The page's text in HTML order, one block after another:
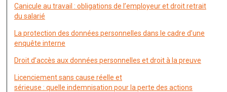
Canicule au travail : obligations de l’employeur et droit retrait
du salarié
La protection des données personnelles dans le cadre d’une
enquête interne
Droit d’accès aux données personnelles et droit à la preuve
Licenciement sans cause réelle et
sérieuse : quelle indemnisation pour la perte des actions